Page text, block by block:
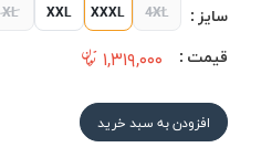
سایز : XL XXL XXXL 4XL
قیمت : ۱,۳۱۹,۰۰۰
افزودن به سبد خرید